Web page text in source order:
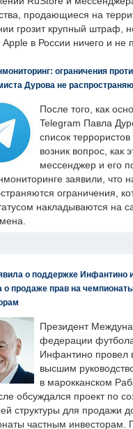
продающиеся на
грозит крупный штраф,
в России ничего и не
ограничения
Дурова не
После того, как
Telegram Павла
список
возник вопрос, как
мессенджер и его
заявили, что
ограничения,
накладываются на
о поддержке Инфантино
о продаже прав на
Президент
федерации
Инфантино провел
высшим
в марокканском
обсуждался проект по
структуры для продажи
частным инвесторам.